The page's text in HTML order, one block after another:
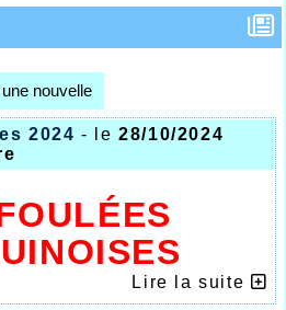
nouvelle
2024 - le28/10/2024
LE
Lire la suite